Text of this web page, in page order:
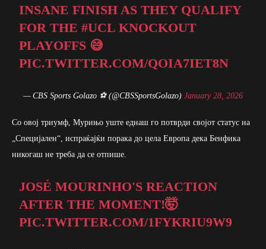
INSANE FINISH AS THEY QUALIFY
FOR THE#UCL KNOCKOUT
PLAYOFFS 😅
PIC.TWITTER.COM/QOIA7IET8N
— CBS Sports Golazo ⚽️ (@CBSSportsGolazo) January 28, 2026
Со овој триумф, Мурињо уште еднаш го потврди својот статус на
„Специјален“, испраќајќи порака до цела Европа дека Бенфика
никогаш не треба да се отпише.
JOSÉ MOURINHO'S REACTION
AFTER THE MOMENT!🤯
PIC.TWITTER.COM/1FYKRIU9W9